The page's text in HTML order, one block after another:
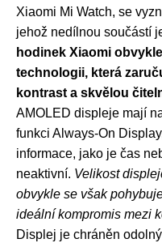
Xiaomi Mi Watch, se
jehož nedílnou součástí
hodinek Xiaomi
technologii, která
kontrast a skvělou
AMOLED displeje mají
funkci Always-On
informace, jako je čas
neaktivní. Velikost
obvykle se však
ideální kompromis mezi
Displej je chráněn